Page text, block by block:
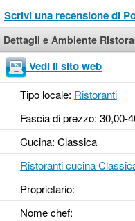
Scrivi una recensione di
Dettagli e Ambiente
Vedi il sito web
Tipo locale: Ristoranti
Fascia di prezzo: 30,00-
Cucina: Classica
Ristoranti cucina
Proprietario:
Nome chef: